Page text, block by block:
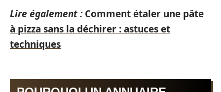
Lire également : Comment étaler une pâte
à pizza sans la déchirer : astuces et
techniques